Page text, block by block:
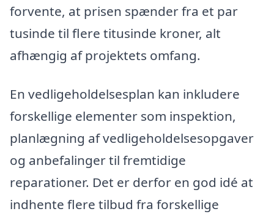
forvente, at prisen spænder fra et par
tusinde til flere titusinde kroner, alt
afhængig af projektets omfang.
En vedligeholdelsesplan kan inkludere
forskellige elementer som inspektion,
planlægning af vedligeholdelsesopgaver
og anbefalinger til fremtidige
reparationer. Det er derfor en god idé at
indhente flere tilbud fra forskellige